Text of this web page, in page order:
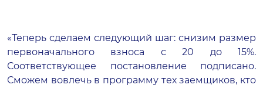
«Теперь сделаем следующий шаг: снизим размер
первоначального взноса с 20 до 15%.
Соответствующее постановление подписано.
Сможем вовлечь в программу тех заемщиков, кто